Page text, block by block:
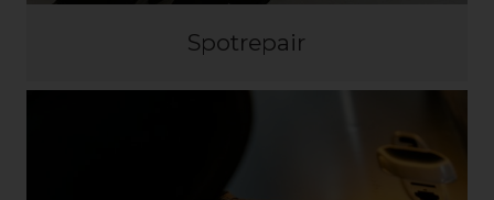
Spotrepair